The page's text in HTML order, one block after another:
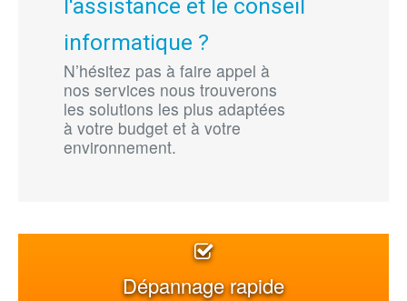
l'assistance et le conseil
informatique ?
N’hésitez pas à faire appel à
nos services nous trouverons
les solutions les plus adaptées
à votre budget et à votre
environnement.
Dépannage rapide